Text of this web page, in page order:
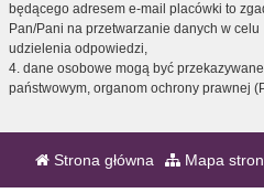
będącego adresem e-mail placówki to
Pan/Pani na przetwarzanie danych w celu
udzielenia odpowiedzi,
4. dane osobowe mogą być
państwowym, organom ochrony prawnej
Strona główna Mapa